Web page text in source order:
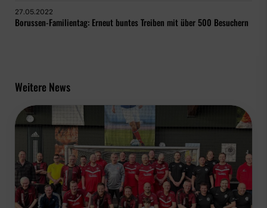
27.05.2022
Borussen-Familientag: Erneut buntes Treiben mit über 500 Besuchern
Weitere News